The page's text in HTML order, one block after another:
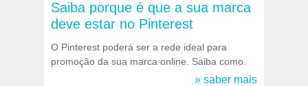
Saiba porque é que a sua marca
deve estar no Pinterest
O Pinterest poderá ser a rede ideal para
promoção da sua marca online. Saiba como.
» saber mais